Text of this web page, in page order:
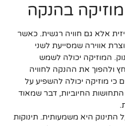
בהנקה
אלא גם חוויה רגשית. כאשר
אווירה שמסייעת לשני
המוזיקה יכולה לשמש
ולהפוך את ההנקה לחוויה
כי מוזיקה יכולה להשפיע על
החיוביות, דבר שמאוד
התינוק היא משמעותית. תינוקות